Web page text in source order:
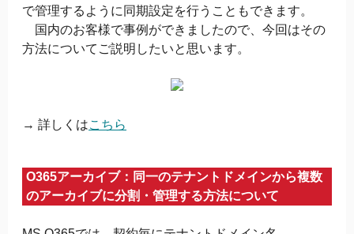
で管理するように同期設定を行うこともできます。
国内のお客様で事例ができましたので、今回はその
方法についてご説明したいと思います。
→ 詳しくはこちら
O365アーカイブ：同一のテナントドメインから複数
のアーカイブに分割・管理する方法について